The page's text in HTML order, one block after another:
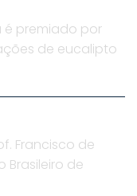
é premiado por
de eucalipto
Francisco de
Brasileiro de